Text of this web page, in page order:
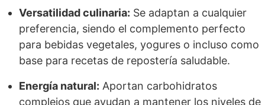
Versatilidad culinaria: Se adaptan a cualquier
preferencia, siendo el complemento perfecto
para bebidas vegetales, yogures o incluso como
base para recetas de repostería saludable.
Energía natural: Aportan carbohidratos
complejos que ayudan a mantener los niveles de